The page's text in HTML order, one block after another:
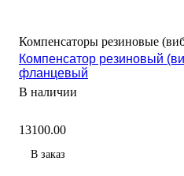
Компенсаторы резиновые
Компенсатор резиновый
фланцевый
В наличии
13100.00
В заказ